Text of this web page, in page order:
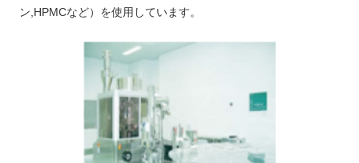
ン,HPMCなど）を使用しています。